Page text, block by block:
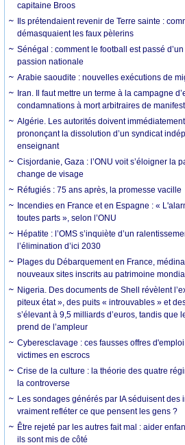
capitaine Broos
Ils prétendaient revenir de Terre sainte :
démasquaient les faux pèlerins
Sénégal : comment le football est passé
passion nationale
Arabie saoudite : nouvelles exécutions de
Iran. Il faut mettre un terme à la campagne
condamnations à mort arbitraires de
Algérie. Les autorités doivent
prononçant la dissolution d’un syndicat
enseignant
Cisjordanie, Gaza : l’ONU voit s’éloigner la
change de visage
Réfugiés : 75 ans après, la promesse vacille
Incendies en France et en Espagne : «
toutes parts », selon l’ONU
Hépatite : l’OMS s’inquiète d’un
l’élimination d’ici 2030
Plages du Débarquement en France,
nouveaux sites inscrits au patrimoine
Nigeria. Des documents de Shell révèlent
piteux état », des puits « introuvables » et
s’élevant à 9,5 milliards d’euros, tandis que
prend de l’ampleur
Cyberesclavage : ces fausses offres
victimes en escrocs
Crise de la culture : la théorie des quatre
la controverse
Les sondages générés par IA séduisent des
vraiment refléter ce que pensent les gens ?
Être rejeté par les autres fait mal : aider
ils sont mis de côté